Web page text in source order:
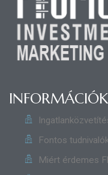
INFORMÁCIÓK
Fontos
Miért érdemes